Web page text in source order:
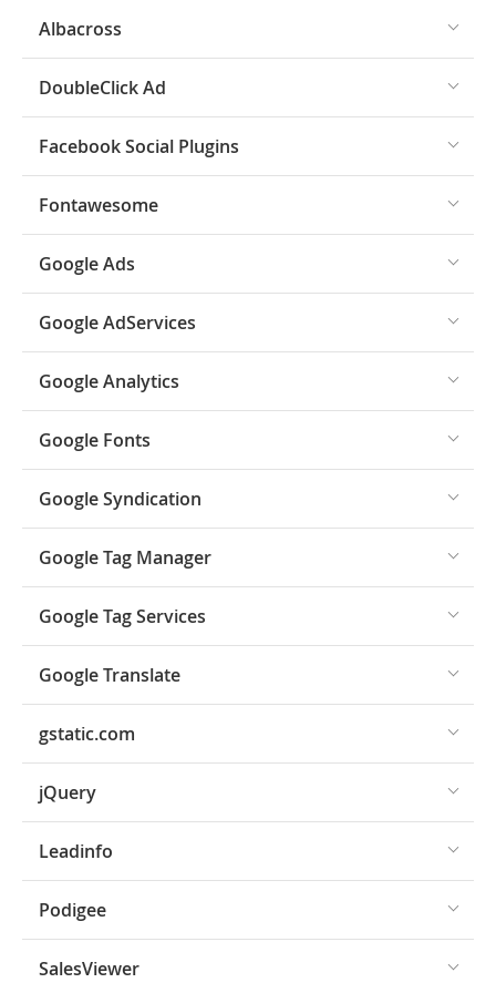
Albacross
DoubleClick Ad
Facebook Social Plugins
Fontawesome
Google Ads
Google AdServices
Google Analytics
Google Fonts
Google Syndication
Google Tag Manager
Google Tag Services
Google Translate
gstatic.com
jQuery
Leadinfo
Podigee
SalesViewer